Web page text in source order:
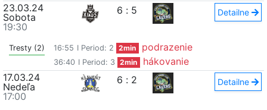
23.03.24
Sobota
19:30
6 : 5 Detailne
Tresty (2) 16:55 I Period: 2 2min podrazenie
36:40 I Period: 3 2min
hákovanie
17.03.24
Nedeľa
17:00
6 : 2 Detailne